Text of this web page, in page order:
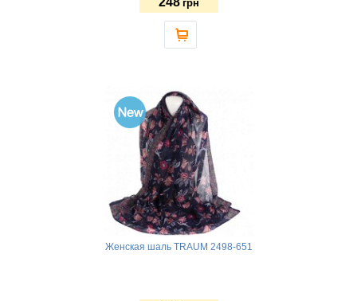
грн
Женская шаль TRAUM 2498-651